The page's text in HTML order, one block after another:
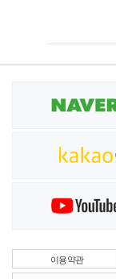
이용약관